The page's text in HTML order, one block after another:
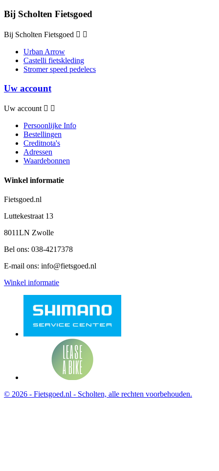
Bij Scholten Fietsgoed
Bij Scholten Fietsgoed  
Urban Arrow
Castelli fietskleding
Stromer speed pedelecs
Uw account
Uw account  
Persoonlijke Info
Bestellingen
Creditnota's
Adressen
Waardebonnen
Winkel informatie
Fietsgoed.nl
Luttekestraat 13
8011LN Zwolle
Bel ons: 038-4217378
E-mail ons: info@fietsgoed.nl
Winkel informatie
© 2026 - Fietsgoed.nl - Scholten, alle rechten voorbehouden.